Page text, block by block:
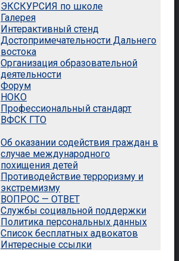
ЭКСКУРСИЯ по школе
Галерея
Интерактивный стенд
Достопримечательности Дальнего
востока
Организация образовательной
деятельности
Форум
НОКО
Профессиональный стандарт
ВФСК ГТО
Об оказании содействия граждан в
случае международного
похищения детей
Противодействие терроризму и
экстремизму
ВОПРОС — ОТВЕТ
Службы социальной поддержки
Политика персональных данных
Список бесплатных адвокатов
Интересные ссылки